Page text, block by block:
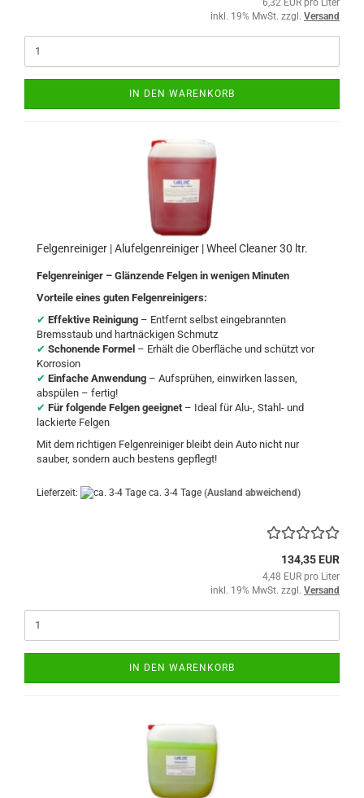
inkl. 19% MwSt. zzgl. Versand
IN DEN WARENKORB
Felgenreiniger | Alufelgenreiniger | Wheel Cleaner 30 ltr.
Felgenreiniger – Glänzende Felgen in wenigen Minuten
Vorteile eines guten Felgenreinigers:
✔ Effektive Reinigung – Entfernt selbst eingebrannten
Bremsstaub und hartnäckigen Schmutz
✔ Schonende Formel – Erhält die Oberfläche und schützt vor
Korrosion
✔ Einfache Anwendung – Aufsprühen, einwirken lassen,
abspülen – fertig!
✔ Für folgende Felgen geeignet – Ideal für Alu-, Stahl- und
lackierte Felgen
Mit dem richtigen Felgenreiniger bleibt dein Auto nicht nur
sauber, sondern auch bestens gepflegt!
Lieferzeit: ca. 3-4 Tage (Ausland abweichend)
134,35 EUR
4,48 EUR pro Liter
inkl. 19% MwSt. zzgl. Versand
IN DEN WARENKORB